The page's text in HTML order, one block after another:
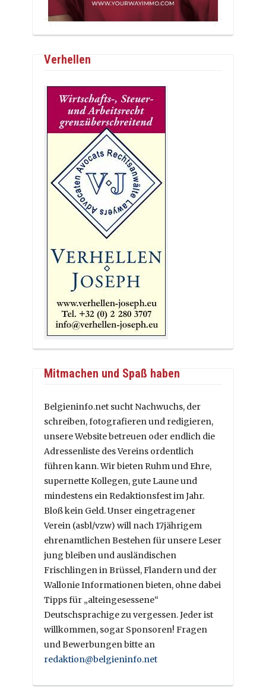
Verhellen
Mitmachen und Spaß haben
Belgieninfo.net sucht Nachwuchs, der
schreiben, fotografieren und redigieren,
unsere Website betreuen oder endlich die
Adressenliste des Vereins ordentlich
führen kann. Wir bieten Ruhm und Ehre,
supernette Kollegen, gute Laune und
mindestens ein Redaktionsfest im Jahr.
Bloß kein Geld. Unser eingetragener
Verein (asbl/vzw) will nach 17jährigem
ehrenamtlichen Bestehen für unsere Leser
jung bleiben und ausländischen
Frischlingen in Brüssel, Flandern und der
Wallonie Informationen bieten, ohne dabei
Tipps für „alteingesessene“
Deutschsprachige zu vergessen. Jeder ist
willkommen, sogar Sponsoren! Fragen
und Bewerbungen bitte an
redaktion@belgieninfo.net